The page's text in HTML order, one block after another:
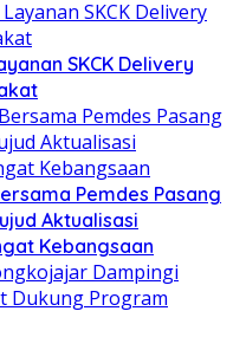
SKCK Delivery
Pemdes Pasang
Aktualisasi
Kebangsaan